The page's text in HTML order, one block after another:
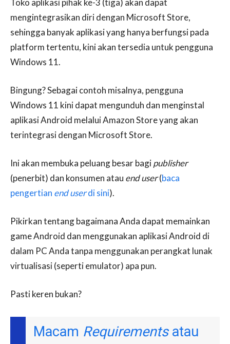
mengintegrasikan diri dengan Microsoft Store,
sehingga banyak aplikasi yang hanya berfungsi pada
platform tertentu, kini akan tersedia untuk pengguna
Windows 11.
Bingung? Sebagai contoh misalnya, pengguna
Windows 11 kini dapat mengunduh dan menginstal
aplikasi Android melalui Amazon Store yang akan
terintegrasi dengan Microsoft Store.
Ini akan membuka peluang besar bagipublisher
(penerbit) dan konsumen atau end user(baca
pengertian end userdi sini).
Pikirkan tentang bagaimana Anda dapat memainkan
game Android dan menggunakan aplikasi Android di
dalam PC Anda tanpa menggunakan perangkat lunak
virtualisasi (seperti emulator) apa pun.
Pasti keren bukan?
Macam Requirementsatau